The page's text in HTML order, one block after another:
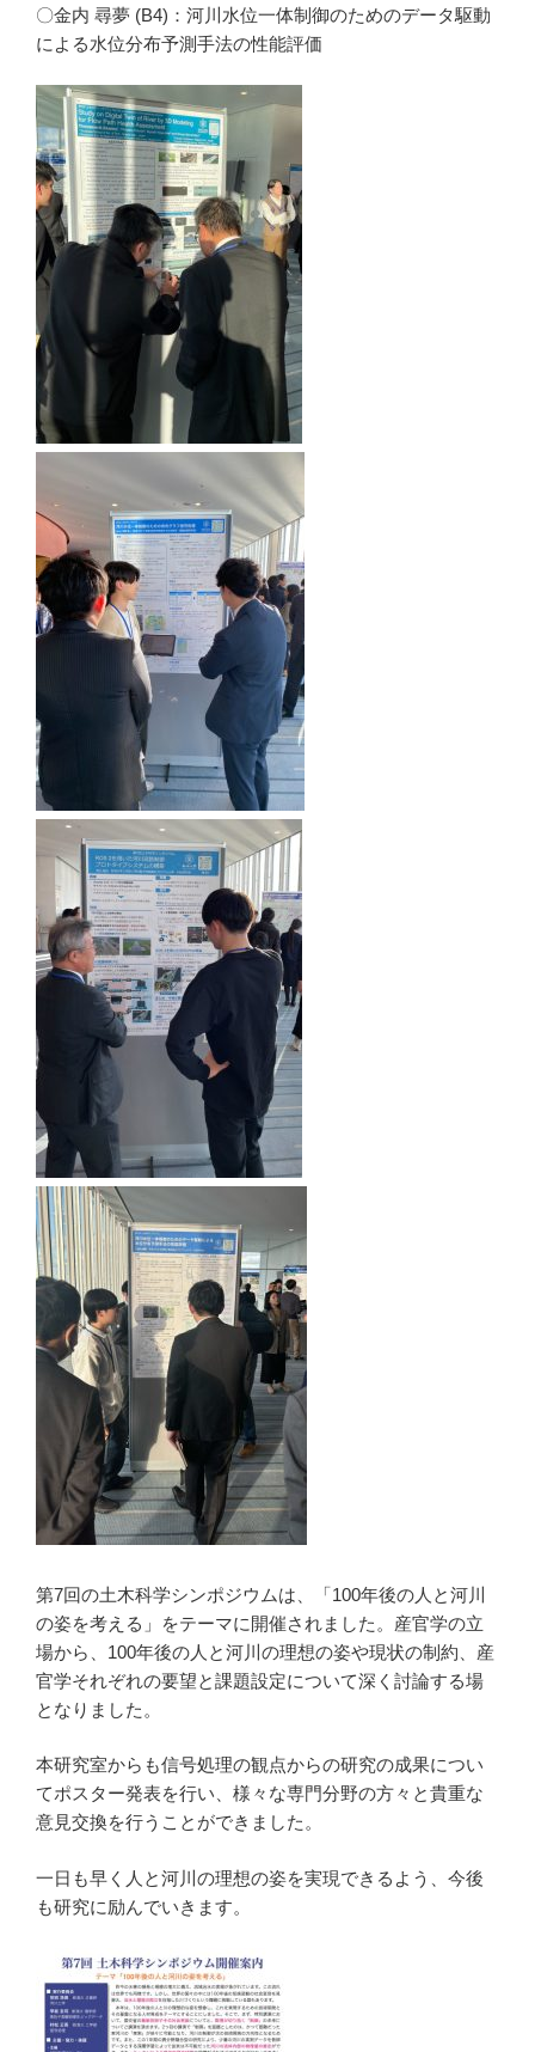
〇金内 尋夢 (B4)：河川水位一体制御のためのデータ駆動
による水位分布予測手法の性能評価
第7回の土木科学シンポジウムは、「100年後の人と河川
の姿を考える」をテーマに開催されました。産官学の立
場から、100年後の人と河川の理想の姿や現状の制約、産
官学それぞれの要望と課題設定について深く討論する場
となりました。
本研究室からも信号処理の観点からの研究の成果につい
てポスター発表を行い、様々な専門分野の方々と貴重な
意見交換を行うことができました。
一日も早く人と河川の理想の姿を実現できるよう、今後
も研究に励んでいきます。